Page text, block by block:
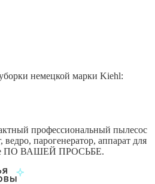
немецкой марки Kiehl:
профессиональный пылесос
парогенератор, аппарат для
ПО ВАШЕЙ ПРОСЬБЕ.